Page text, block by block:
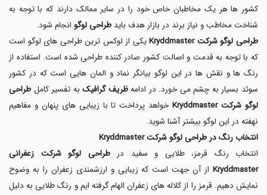
کشور ها هر یک مخاطبان خاص خود را در سایر ممالک دارند که با توجه به
شناخت مخاطب و نیاز برند در بازار هدف باید طراحی لوگو انجام شود.
طراحی لوگو شرکت Kryddmaster
یکی از لوکس ترین طراحی های لوگو است
که با توجه به قدمت و اصالت کشور صادر کننده طراحی شده است. استفاده از
رنگ ها و نقش ها در این لوگو بیانگر نماد و المان هایی است که در کشور
سوئد بسیار به چشم می خورد. در ادامهظریف گرافیکبه تفسیر کامل طراحی
لوگو شرکت Kryddmaster
خواهد پرداخت تا با زیبایی های پنهان و مفاهیم
نهفته در این لوگو بیشتر آشنا شوید.
انتخاب رنگ در طراحی لوگو شرکت Kryddmaster
انتخاب رنگ قرمز، طلایی و سفید درطراحی لوگو شرکت زعفرانی
Kryddmaster از آن جهت است که زیبایی و ارزشمندی زعفران را به وضوح
نمایش دهیم. قرمز را از کلاله های زعفران الهام گرفته ایم و رنگ طلایی به دلیل